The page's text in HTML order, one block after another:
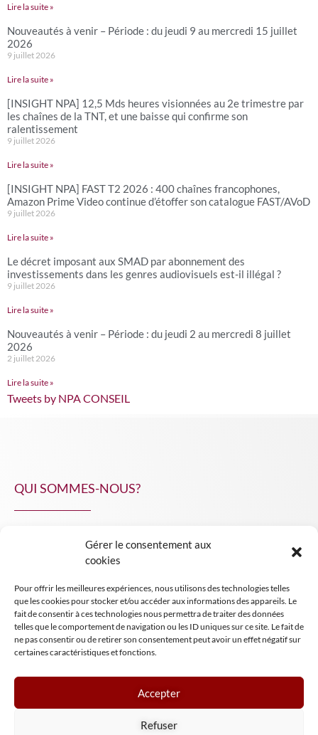
Gérer le consentement aux
cookies
Pour offrir les meilleures expériences, nous utilisons des technologies telles
que les cookies pour stocker et/ou accéder aux informations des appareils. Le
fait de consentir à ces technologies nous permettra de traiter des données
telles que le comportement de navigation ou les ID uniques sur ce site. Le fait de
ne pas consentir ou de retirer son consentement peut avoir un effet négatif sur
certaines caractéristiques et fonctions.
Accepter
Refuser
Lire la suite »
Nouveautés à venir – Période : du jeudi 9 au mercredi 15 juillet
2026
9 juillet 2026
Lire la suite »
[INSIGHT NPA] 12,5 Mds heures visionnées au 2e trimestre par
les chaînes de la TNT, et une baisse qui confirme son
ralentissement
9 juillet 2026
Lire la suite »
[INSIGHT NPA] FAST T2 2026 : 400 chaînes francophones,
Amazon Prime Video continue d’étoffer son catalogue FAST/AVoD
9 juillet 2026
Lire la suite »
Le décret imposant aux SMAD par abonnement des
investissements dans les genres audiovisuels est-il illégal ?
9 juillet 2026
Lire la suite »
Nouveautés à venir – Période : du jeudi 2 au mercredi 8 juillet
2026
2 juillet 2026
Lire la suite »
Tweets by NPA CONSEIL
QUI SOMMES-NOUS?
INSIGHT NPA
Mentions légales